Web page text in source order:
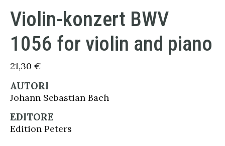
Violin-konzert BWV
1056 for violin and piano
21,30 €
AUTORI
Johann Sebastian Bach
EDITORE
Edition Peters